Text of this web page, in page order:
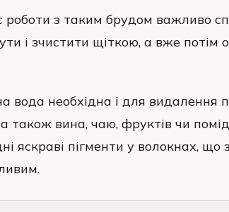
роботи з таким брудом важливо
і зчистити щіткою, а вже потім
вода необхідна і для видалення
а також вина, чаю, фруктів чи
яскраві пігменти у волокнах,